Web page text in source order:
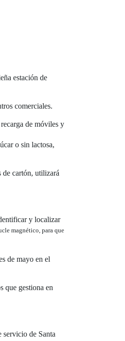
estación de
comerciales.
de móviles y
o sin lactosa,
de cartón, utilizará
y localizar
magnético, para que
de mayo en el
que gestiona en
servicio de Santa